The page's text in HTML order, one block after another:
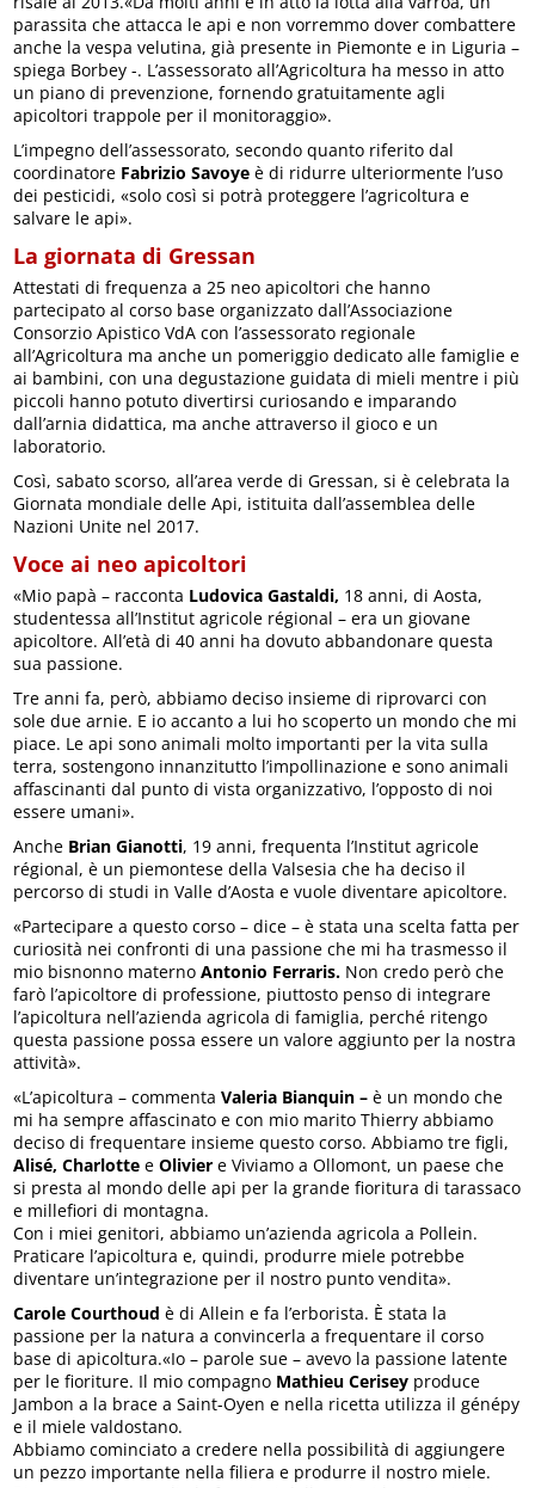
parassita che attacca le api e non vorremmo dover combattere
anche la vespa velutina, già presente in Piemonte e in Liguria –
spiega Borbey -. L’assessorato all’Agricoltura ha messo in atto
un piano di prevenzione, fornendo gratuitamente agli
apicoltori trappole per il monitoraggio».
L’impegno dell’assessorato, secondo quanto riferito dal
coordinatore Fabrizio Savoye è di ridurre ulteriormente l’uso
dei pesticidi, «solo così si potrà proteggere l’agricoltura e
salvare le api».
La giornata di Gressan
Attestati di frequenza a 25 neo apicoltori che hanno
partecipato al corso base organizzato dall’Associazione
Consorzio Apistico VdA con l’assessorato regionale
all’Agricoltura ma anche un pomeriggio dedicato alle famiglie e
ai bambini, con una degustazione guidata di mieli mentre i più
piccoli hanno potuto divertirsi curiosando e imparando
dall’arnia didattica, ma anche attraverso il gioco e un
laboratorio.
Così, sabato scorso, all’area verde di Gressan, si è celebrata la
Giornata mondiale delle Api, istituita dall’assemblea delle
Nazioni Unite nel 2017.
Voce ai neo apicoltori
«Mio papà – racconta Ludovica Gastaldi, 18 anni, di Aosta,
studentessa all’Institut agricole régional – era un giovane
apicoltore. All’età di 40 anni ha dovuto abbandonare questa
sua passione.
Tre anni fa, però, abbiamo deciso insieme di riprovarci con
sole due arnie. E io accanto a lui ho scoperto un mondo che mi
piace. Le api sono animali molto importanti per la vita sulla
terra, sostengono innanzitutto l’impollinazione e sono animali
affascinanti dal punto di vista organizzativo, l’opposto di noi
essere umani».
Anche Brian Gianotti, 19 anni, frequenta l’Institut agricole
régional, è un piemontese della Valsesia che ha deciso il
percorso di studi in Valle d’Aosta e vuole diventare apicoltore.
«Partecipare a questo corso – dice – è stata una scelta fatta per
curiosità nei confronti di una passione che mi ha trasmesso il
mio bisnonno maternoAntonio Ferraris. Non credo però che
farò l’apicoltore di professione, piuttosto penso di integrare
l’apicoltura nell’azienda agricola di famiglia, perché ritengo
questa passione possa essere un valore aggiunto per la nostra
attività».
«L’apicoltura – commentaValeria Bianquin – è un mondo che
mi ha sempre affascinato e con mio marito Thierry abbiamo
deciso di frequentare insieme questo corso. Abbiamo tre figli,
Alisé, Charlotte eOlivier e Viviamo a Ollomont, un paese che
si presta al mondo delle api per la grande fioritura di tarassaco
e millefiori di montagna.
Con i miei genitori, abbiamo un’azienda agricola a Pollein.
Praticare l’apicoltura e, quindi, produrre miele potrebbe
diventare un’integrazione per il nostro punto vendita».
Carole Courthoud è di Allein e fa l’erborista. È stata la
passione per la natura a convincerla a frequentare il corso
base di apicoltura.«Io – parole sue – avevo la passione latente
per le fioriture. Il mio compagno Mathieu Cerisey produce
Jambon a la brace a Saint-Oyen e nella ricetta utilizza il génépy
e il miele valdostano.
Abbiamo cominciato a credere nella possibilità di aggiungere
un pezzo importante nella filiera e produrre il nostro miele.